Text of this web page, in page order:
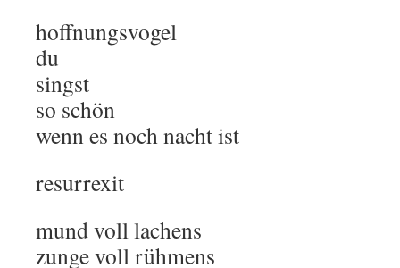
hoffnungsvogel
du
singst
so schön
wenn es noch nacht ist
resurrexit
mund voll lachens
zunge voll rühmens